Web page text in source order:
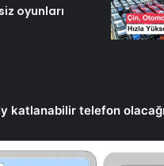
oyunları
katlanabilir telefon